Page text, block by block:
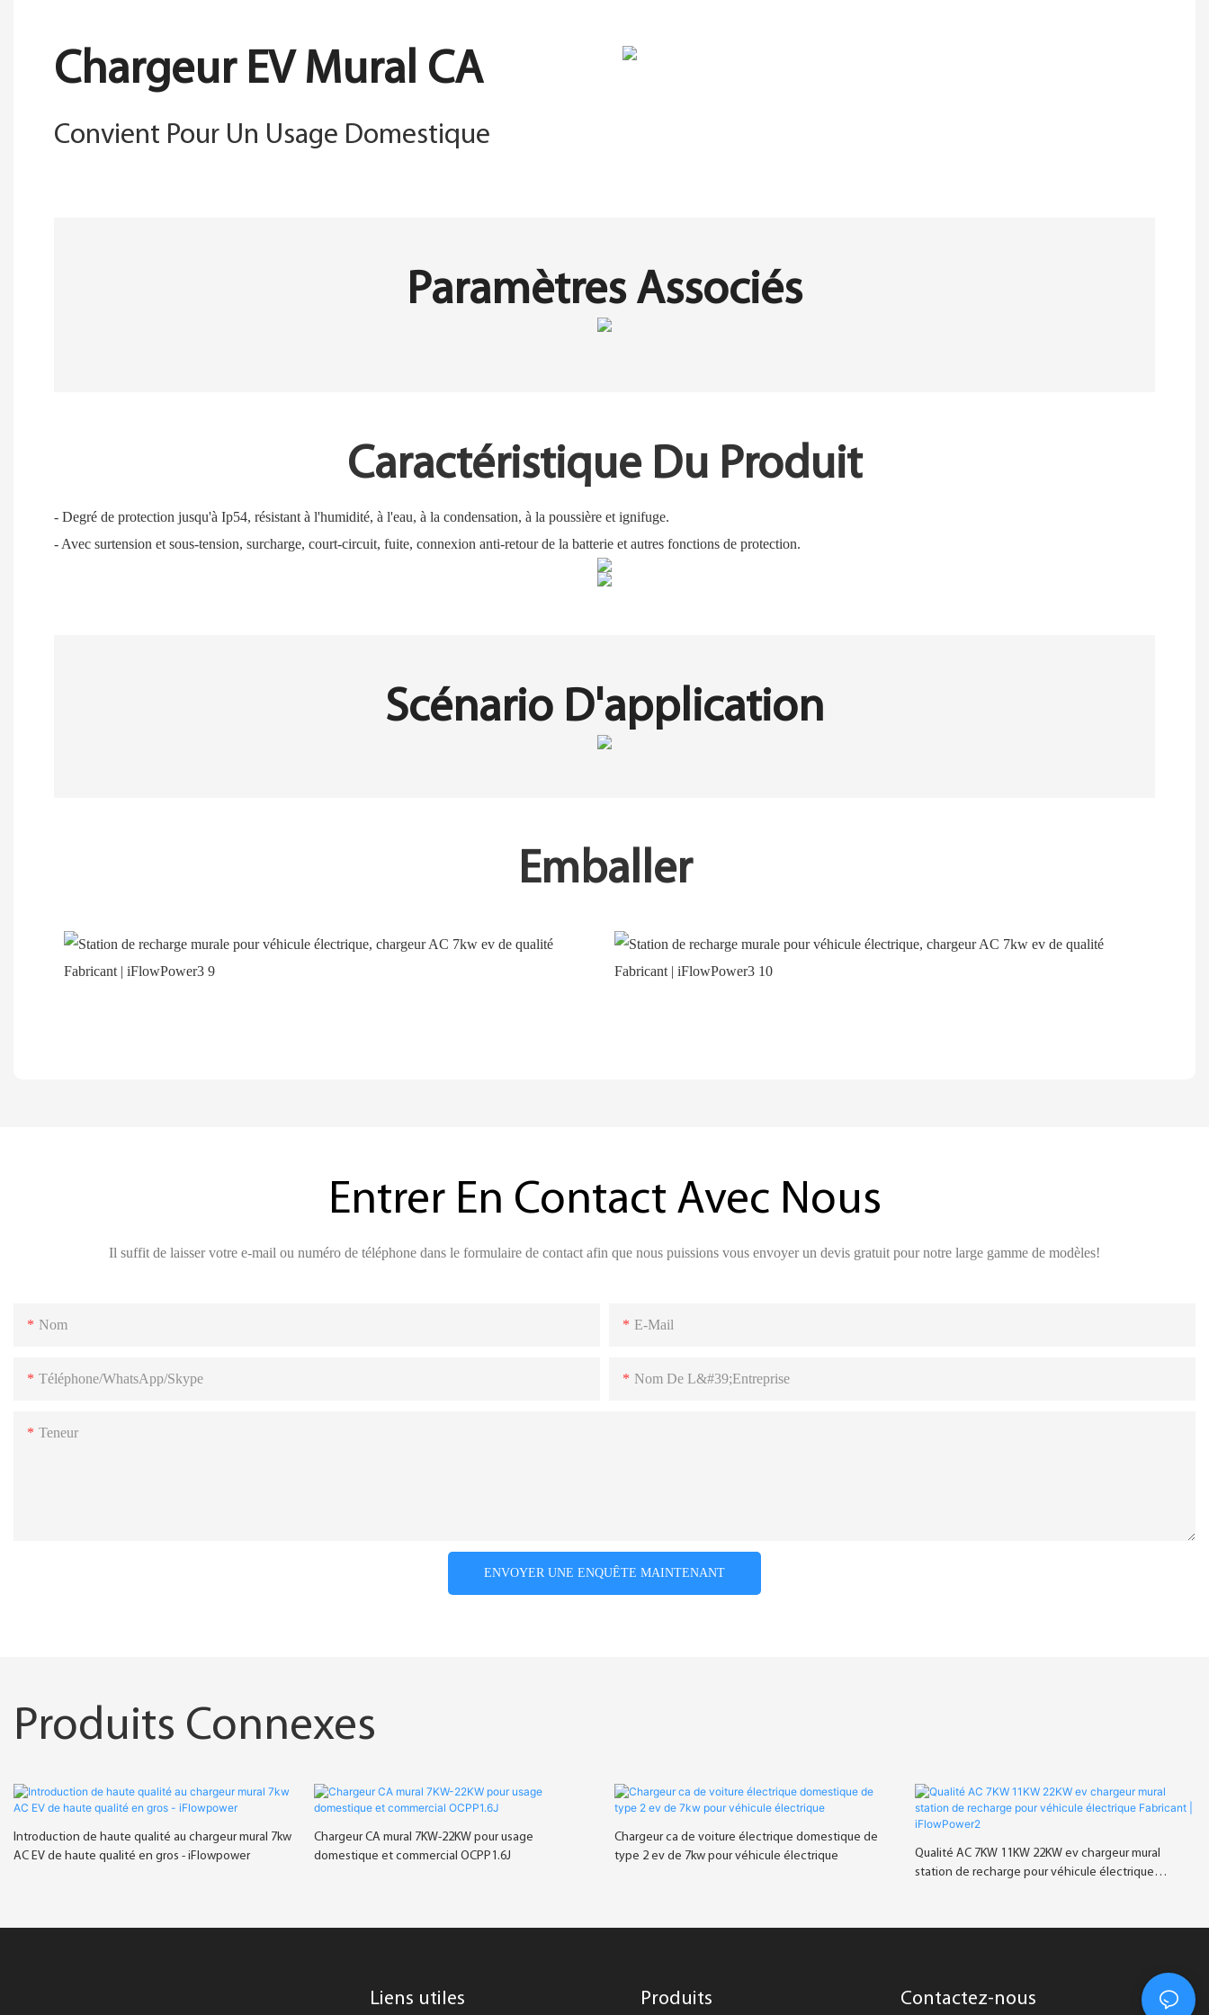
Chargeur EV Mural CA
Convient Pour Un Usage Domestique
Paramètres Associés
Caractéristique Du Produit
- Degré de protection jusqu'à Ip54, résistant à l'humidité, à l'eau, à la condensation, à la poussière et ignifuge.
- Avec surtension et sous-tension, surcharge, court-circuit, fuite, connexion anti-retour de la batterie et autres fonctions de protection.
Scénario D'application
Emballer
Les choses que nous avons accomplies Les choses que nous avons accomplies
Entrer En Contact Avec Nous
Il suffit de laisser votre e-mail ou numéro de téléphone dans le formulaire de contact afin que nous puissions vous envoyer un devis gratuit pour notre large gamme de modèles!
Nom E-Mail
Téléphone/WhatsApp/Skype Nom De L&#39;entreprise
Teneur
ENVOYER UNE ENQUÊTE MAINTENANT
Produits Connexes
Introduction de haute qualité au chargeur mural 7kw
AC EV de haute qualité en gros - iFlowpower
Chargeur CA mural 7KW-22KW pour usage
domestique et commercial OCPP1.6J
Chargeur ca de voiture électrique domestique de
type 2 ev de 7kw pour véhicule électrique
Qualité AC 7KW 11KW 22KW ev chargeur mural
station de recharge pour véhicule électrique
Liens utiles Produits Contactez-nous